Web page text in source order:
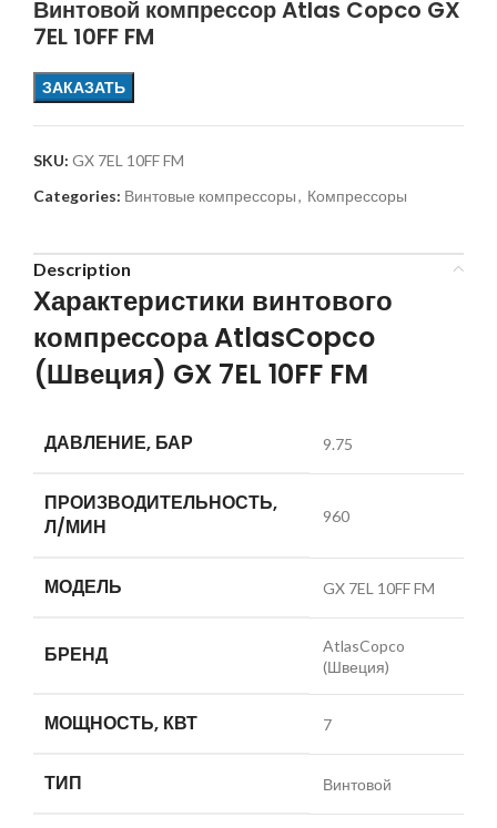
Винтовой компрессор Atlas Copco GX
7EL 10FF FM
ЗАКАЗАТЬ
SKU: GX 7EL 10FF FM
Categories: Винтовые компрессоры, Компрессоры
Description
Характеристики винтового
компрессора AtlasCopco
(Швеция) GX 7EL 10FF FM
ДАВЛЕНИЕ, БАР 9.75
ПРОИЗВОДИТЕЛЬНОСТЬ,
Л/МИН
960
МОДЕЛЬ GX 7EL 10FF FM
БРЕНД
AtlasCopco
(Швеция)
МОЩНОСТЬ, КВТ 7
ТИП Винтовой